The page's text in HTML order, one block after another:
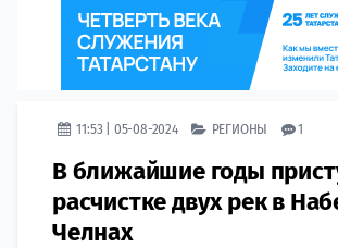
11:53 | 05-08-2024 РЕГИОНЫ 1
В ближайшие годы
расчистке двух рек в
Челнах